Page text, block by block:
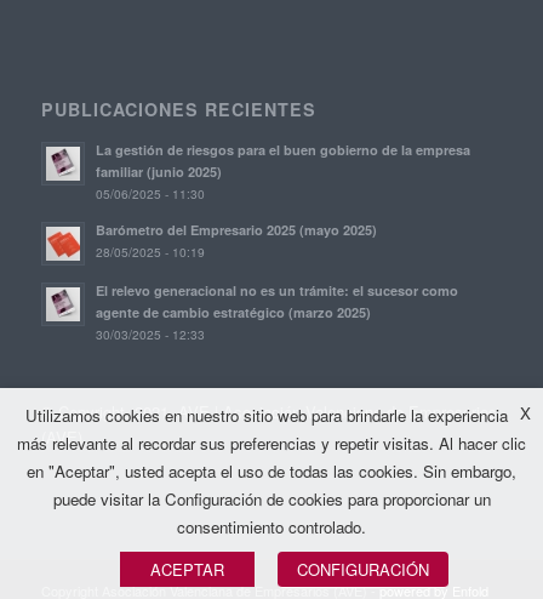
PUBLICACIONES RECIENTES
La gestión de riesgos para el buen gobierno de la empresa
familiar (junio 2025)
05/06/2025 - 11:30
Barómetro del Empresario 2025 (mayo 2025)
28/05/2025 - 10:19
El relevo generacional no es un trámite: el sucesor como
agente de cambio estratégico (marzo 2025)
30/03/2025 - 12:33
© Copyright, 2021. AVE | Asociación Valenciana de Empresarios
(AVE)
Copyright Asociación Valenciana de Empresarios (AVE) -powered by Enfold
X
Utilizamos cookies en nuestro sitio web para brindarle la experiencia
más relevante al recordar sus preferencias y repetir visitas. Al hacer clic
en "Aceptar", usted acepta el uso de todas las cookies. Sin embargo,
puede visitar la Configuración de cookies para proporcionar un
consentimiento controlado.
ACEPTAR
CONFIGURACIÓN